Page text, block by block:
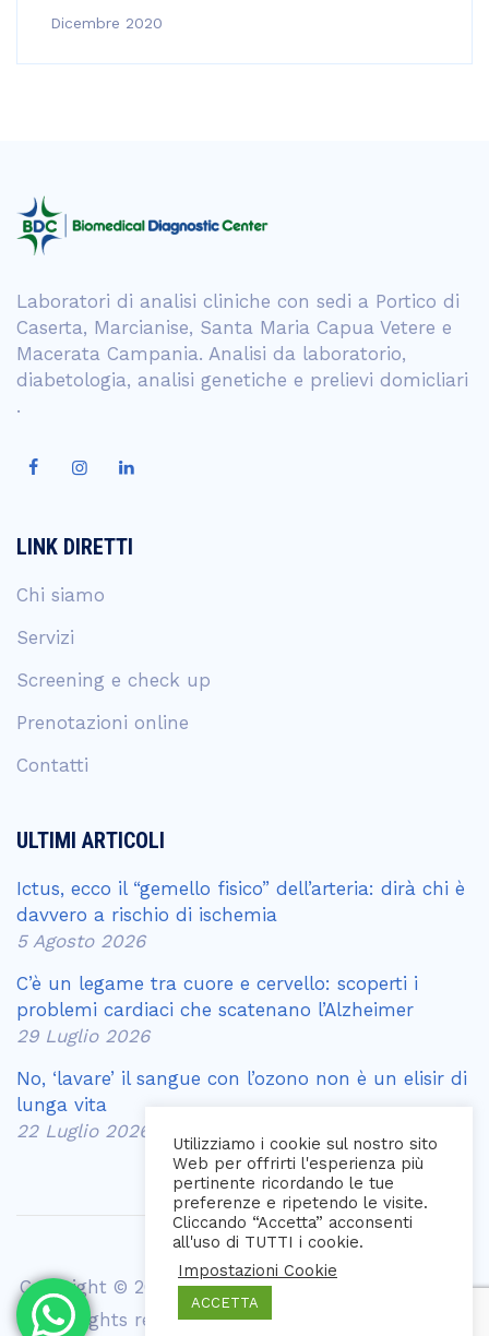
Dicembre 2020
Laboratori di analisi cliniche con sedi a Portico di
Caserta, Marcianise, Santa Maria Capua Vetere e
Macerata Campania. Analisi da laboratorio,
diabetologia, analisi genetiche e prelievi domicliari
.
LINK DIRETTI
Chi siamo
Servizi
Screening e check up
Prenotazioni online
Contatti
ULTIMI ARTICOLI
Ictus, ecco il “gemello fisico” dell’arteria: dirà chi è
davvero a rischio di ischemia
5 Agosto 2026
C’è un legame tra cuore e cervello: scoperti i
problemi cardiaci che scatenano l’Alzheimer
29 Luglio 2026
No, ‘lavare’ il sangue con l’ozono non è un elisir di
lunga vita
22 Luglio 2026
Copyright © 2021 Biomedical Diagnostic Center srl
| All rights reserved | P. iva 00405150616 |
Utilizziamo i cookie sul nostro sito
Web per offrirti l'esperienza più
pertinente ricordando le tue
preferenze e ripetendo le visite.
Cliccando “Accetta” acconsenti
all'uso di TUTTI i cookie.
Impostazioni Cookie
ACCETTA